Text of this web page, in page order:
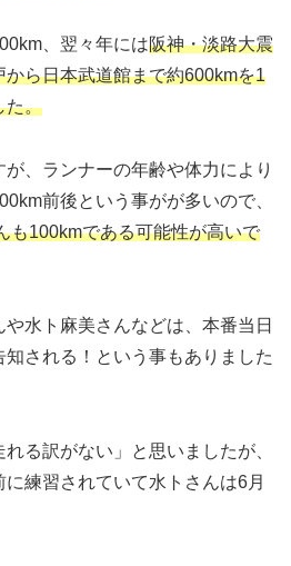
、翌々年には阪神・淡路大震
ら日本武道館まで約600kmを1
た。
、ランナーの年齢や体力により
前後という事がが多いので、
も100kmである可能性が高いで
水ト麻美さんなどは、本番当日
される！という事もありました
れる訳がない」と思いましたが、
練習されていて水トさんは6月